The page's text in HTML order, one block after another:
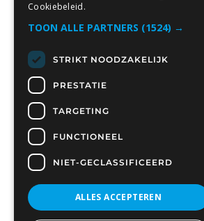
Cookiebeleid.
TOON ALLE PARTNERS (1524) →
STRIKT NOODZAKELIJK
PRESTATIE
TARGETING
FUNCTIONEEL
NIET-GECLASSIFICEERD
ALLES ACCEPTEREN